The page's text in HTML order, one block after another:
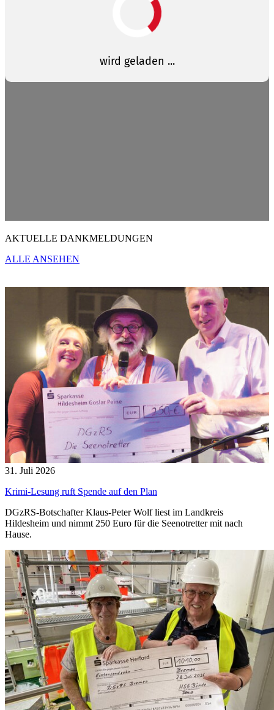
AKTUELLE DANKMELDUNGEN
ALLE ANSEHEN
31. Juli 2026
Krimi-Lesung ruft Spende auf den Plan
DGzRS-Botschafter Klaus-Peter Wolf liest im Landkreis
Hildesheim und nimmt 250 Euro für die Seenotretter mit nach
Hause.